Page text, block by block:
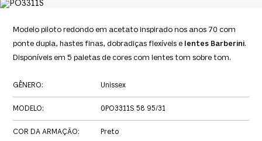
Modelo piloto redondo em acetato inspirado nos anos 70 com
ponte dupla, hastes finas, dobradiças flexíveis e lentes Barberini.
Disponíveis em 5 paletas de cores com lentes tom sobre tom.
GÊNERO: Unissex
MODELO: 0PO3311S 58 95/31
COR DA ARMAÇÃO: Preto